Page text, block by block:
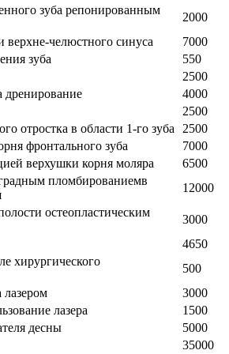
зуба репонированным
2000
верхне-челюстного синуса
7000
зуба
550
2500
дренирование
4000
2500
отростка в области 1-го зуба
2500
фронтального зуба
7000
верхушки корня моляра
6500
пломбированиемв
12000
остеопластическим
3000
4650
хирургического
500
3000
лазера
1500
десны
5000
35000